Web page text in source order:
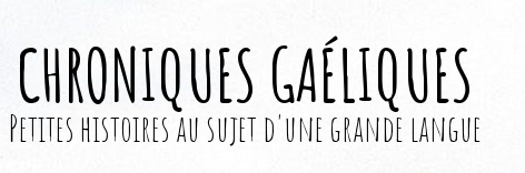
CHRONIQUES GAÉLIQUES
Petites histoires au sujet d'une grande langue